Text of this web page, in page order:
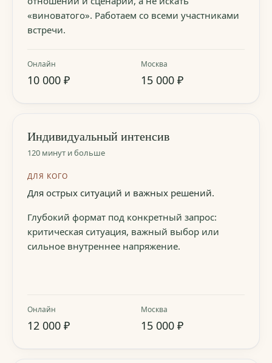
«виноватого». Работаем со всеми участниками
встречи.
Онлайн
10 000 ₽
Москва
15 000 ₽
Индивидуальный интенсив
120 минут и больше
ДЛЯ КОГО
Для острых ситуаций и важных решений.
Глубокий формат под конкретный запрос:
критическая ситуация, важный выбор или
сильное внутреннее напряжение.
Онлайн
12 000 ₽
Москва
15 000 ₽